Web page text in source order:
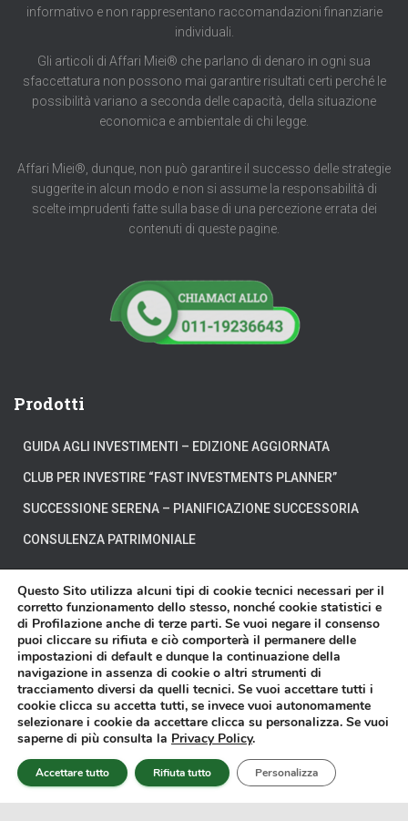
informativo e non rappresentano raccomandazioni finanziarie
individuali.
Gli articoli di Affari Miei® che parlano di denaro in ogni sua
sfaccettatura non possono mai garantire risultati certi perché le
possibilità variano a seconda delle capacità, della situazione
economica e ambientale di chi legge.
Affari Miei®, dunque, non può garantire il successo delle strategie
suggerite in alcun modo e non si assume la responsabilità di
scelte imprudenti fatte sulla base di una percezione errata dei
contenuti di queste pagine.
Prodotti
GUIDA AGLI INVESTIMENTI – EDIZIONE AGGIORNATA
CLUB PER INVESTIRE “FAST INVESTMENTS PLANNER”
SUCCESSIONE SERENA – PIANIFICAZIONE SUCCESSORIA
CONSULENZA PATRIMONIALE
CHI SIAMO DOVE SIAMO DICONO DI NOI
DISCLAIMER CONTATTI VIDEO
Affari Miei® è un marchio registrato di proprietà della Affari Miei S.r.l. - P.
IVA 11603570018 - Sede in Torino presso Corso Francesco Ferrucci n.112 -
Copyright © 2014-2025 -Privacy Policy-Cookie Policy
Questo Sito utilizza alcuni tipi di cookie tecnici necessari per il
corretto funzionamento dello stesso, nonché cookie statistici e
di Profilazione anche di terze parti. Se vuoi negare il consenso
puoi cliccare su rifiuta e ciò comporterà il permanere delle
impostazioni di default e dunque la continuazione della
navigazione in assenza di cookie o altri strumenti di
tracciamento diversi da quelli tecnici. Se vuoi accettare tutti i
cookie clicca su accetta tutti, se invece vuoi autonomamente
selezionare i cookie da accettare clicca su personalizza. Se vuoi
saperne di più consulta la Privacy Policy.
Accettare tutto Rifiuta tutto Personalizza